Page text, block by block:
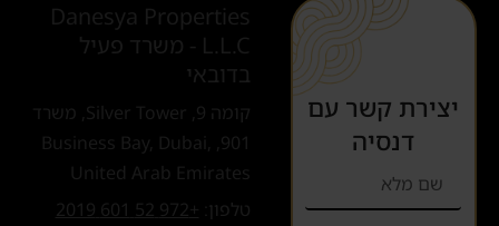
יצירת קשר עם
דנסיה
Danesya Properties
L.L.C - משרד פעיל
בדובאי
קומה 9, Silver Tower, משרד
901, Business Bay, Dubai,
United Arab Emirates
טלפון:
+972 52 601 2019